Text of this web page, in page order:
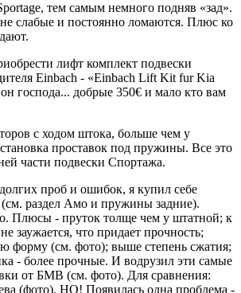
тем самым немного подняв «зад».
слабые и постоянно ломаются. Плюс ко
лифт комплект подвески
Einbach - «Einbach Lift Kit fur Kia
господа... добрые 350€ и мало кто вам
с ходом штока, больше чем у
проставок под пружины. Все это
части подвески Спортажа.
проб и ошибок, я купил себе
раздел Амо и пружины задние).
Плюсы - пруток толще чем у штатной; к
заужается, что придает прочность;
форму (см. фото); выше степень сжатия;
- более прочные. И водрузил эти самые
от БМВ (см. фото). Для сравнения:
(фото). НО! Появилась одна проблема -